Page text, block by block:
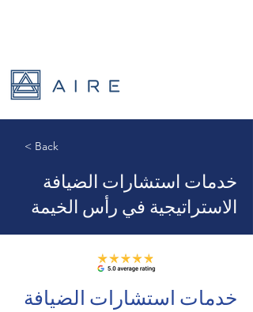
< Back
خدمات استشارات الضيافة
الاستراتيجية في رأس الخيمة
خدمات استشارات الضيافة